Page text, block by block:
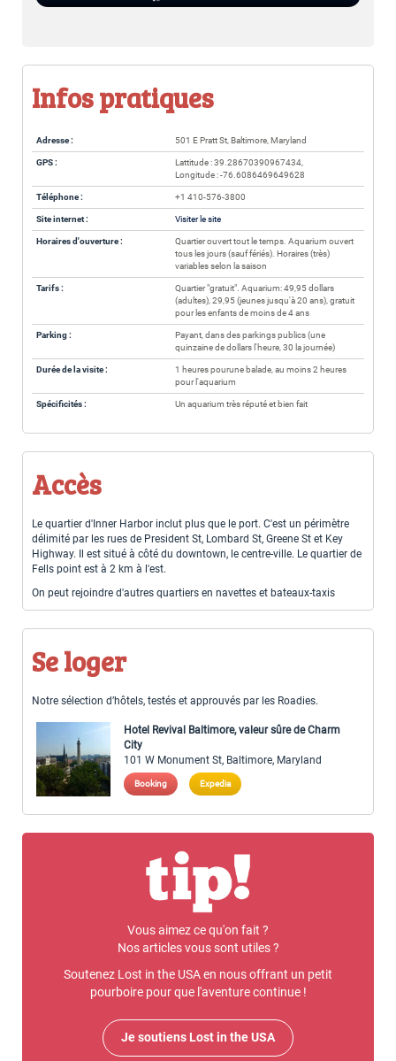
Infos pratiques
Adresse : 501 E Pratt St, Baltimore, Maryland
GPS :
Lattitude : 39.28670390967434,
Longitude : -76.6086469649628
Téléphone : +1 410-576-3800
Site internet : Visiter le site
Horaires d'ouverture :
Quartier ouvert tout le temps. Aquarium ouvert
tous les jours (sauf fériés). Horaires (très)
variables selon la saison
Tarifs :
Quartier "gratuit". Aquarium: 49,95 dollars
(adultes), 29,95 (jeunes jusqu'à 20 ans), gratuit
pour les enfants de moins de 4 ans
Parking :
Payant, dans des parkings publics (une
quinzaine de dollars l'heure, 30 la journée)
Durée de la visite :
1 heures pourune balade, au moins 2 heures
pour l'aquarium
Spécificités : Un aquarium très réputé et bien fait
Accès
Le quartier d'Inner Harbor inclut plus que le port. C'est un périmètre
délimité par les rues de President St, Lombard St, Greene St et Key
Highway. Il est situé à côté du downtown, le centre-ville. Le quartier de
Fells point est à 2 km à l'est.
On peut rejoindre d'autres quartiers en navettes et bateaux-taxis
Se loger
Notre sélection d’hôtels, testés et approuvés par les Roadies.
Hotel Revival Baltimore, valeur sûre de Charm
City
101 W Monument St, Baltimore, Maryland
Booking Expedia
Vous aimez ce qu'on fait ?
Nos articles vous sont utiles ?
Soutenez Lost in the USA en nous offrant un petit
pourboire pour que l'aventure continue !
Je soutiens Lost in the USA